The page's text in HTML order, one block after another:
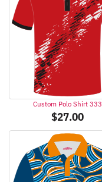
Custom Polo Shirt 333
$27.00